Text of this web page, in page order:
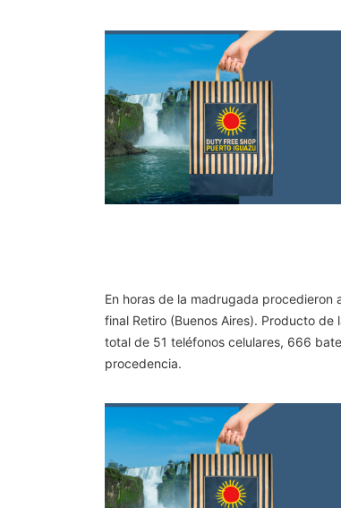
En horas de la madrugada
final Retiro (Buenos Aires). Producto
total de 51 teléfonos celulares, 666
procedencia.